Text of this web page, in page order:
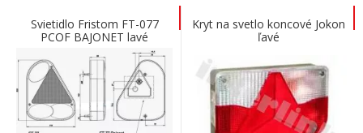
Svietidlo Fristom FT-077
PCOF BAJONET lavé
Kryt na svetlo koncové Jokon
ľavé